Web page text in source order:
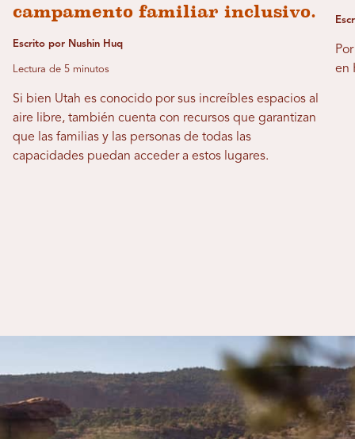
campamento familiar inclusivo.
Escrito por Nushin Huq
Lectura de 5 minutos
Si bien Utah es conocido por sus increíbles espacios al
aire libre, también cuenta con recursos que garantizan
que las familias y las personas de todas las
capacidades puedan acceder a estos lugares.
en